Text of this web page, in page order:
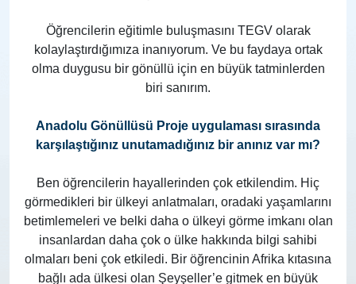
Öğrencilerin eğitimle buluşmasını TEGV olarak
kolaylaştırdığımıza inanıyorum. Ve bu faydaya ortak
olma duygusu bir gönüllü için en büyük tatminlerden
biri sanırım.
Anadolu Gönüllüsü Proje uygulaması sırasında
karşılaştığınız unutamadığınız bir anınız var mı?
Ben öğrencilerin hayallerinden çok etkilendim. Hiç
görmedikleri bir ülkeyi anlatmaları, oradaki yaşamlarını
betimlemeleri ve belki daha o ülkeyi görme imkanı olan
insanlardan daha çok o ülke hakkında bilgi sahibi
olmaları beni çok etkiledi. Bir öğrencinin Afrika kıtasına
bağlı ada ülkesi olan Şeyşeller’e gitmek en büyük